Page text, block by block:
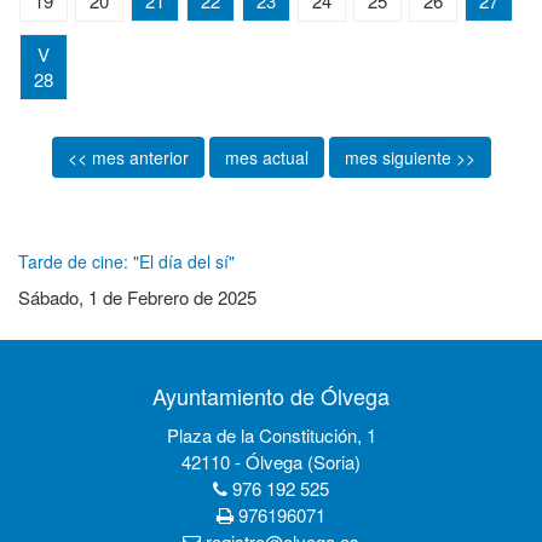
V
28
<< mes anterior mes actual mes siguiente >>
Tarde de cine: "El día del sí"
Sábado, 1 de Febrero de 2025
Ayuntamiento de Ólvega
Plaza de la Constitución, 1
42110 - Ólvega (Soria)
976 192 525
976196071